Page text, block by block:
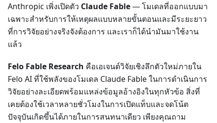
Anthropic เพิ่งเปิดตัว Claude Fable— โมเดลที่ออกแบบมา
เฉพาะสำหรับการให้เหตุผลแบบหลายขั้นตอนและมีระยะยาว
ที่การวิจัยอย่างจริงจังต้องการ และเราก็ได้นำมันมาใช้งาน
แล้ว
Felo Fable Research คือเอเจนต์วิจัยเชิงลึกตัวใหม่ภายใน
Felo AI ที่ใช้พลังของโมเดล Claude Fable ในการดำเนินการ
วิจัยอย่างละเอียดพร้อมแหล่งข้อมูลอ้างอิงในทุกหัวข้อ สิ่งที่
เคยต้องใช้เวลาหลายชั่วโมงในการเปิดแท็บและจดโน้ต
ปัจจุบันเกิดขึ้นได้ภายในการสนทนาเดียว เพียงคุณถาม